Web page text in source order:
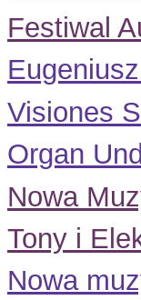
Festiwal
Visiones
Organ
Nowa
Tony i
Nowa